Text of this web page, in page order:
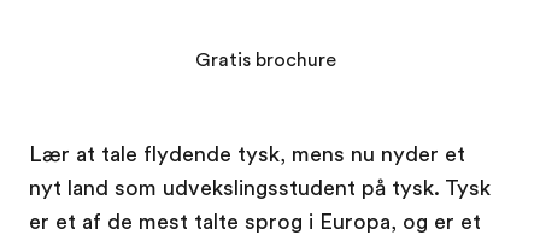
Lær at tale flydende tysk, mens nu nyder et
nyt land som udvekslingsstudent på tysk. Tysk
er et af de mest talte sprog i Europa, og er et
Gratis brochure